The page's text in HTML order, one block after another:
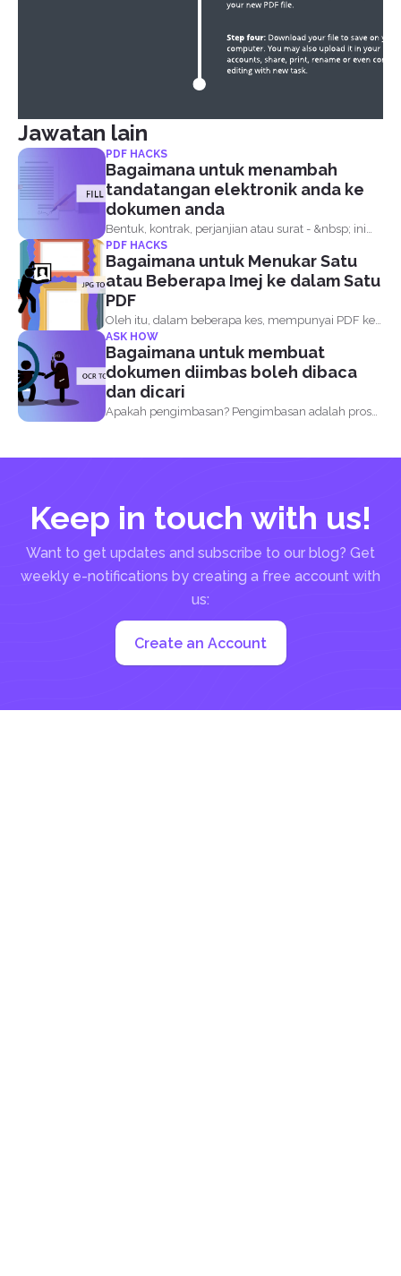
Jawatan lain
PDF HACKS
Bagaimana untuk menambah
tandatangan elektronik anda ke
dokumen anda
Bentuk, kontrak, perjanjian atau surat - &nbsp; ini
pada dasarnya...
PDF HACKS
Bagaimana untuk Menukar Satu
atau Beberapa Imej ke dalam Satu
PDF
Oleh itu, dalam beberapa kes, mempunyai PDF ke
atas fail...
ASK HOW
Bagaimana untuk membuat
dokumen diimbas boleh dibaca
dan dicari
Apakah pengimbasan? Pengimbasan adalah proses
Keep in touch with us!
Want to get updates and subscribe to our blog? Get
weekly e-notifications by creating a free account with
us:
Create an Account